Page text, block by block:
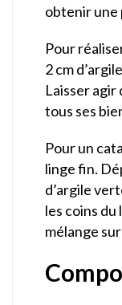
obtenir une
Pour
2 cm
Laisser
tous ses
Pour un
linge fin.
d’argile
les coins
mélange